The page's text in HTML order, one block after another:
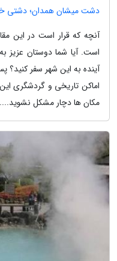
دشت میشان همدان؛ دشتی
آنچه که قرار است در این
است. آیا شما دوستان عزیز
آینده به این شهر سفر کنید؟
اماکن تاریخی و گردشگری
مکان ها دچار مشکل نشوید....